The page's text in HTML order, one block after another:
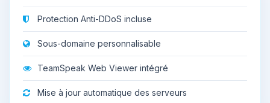
Protection Anti-DDoS incluse
Sous-domaine personnalisable
TeamSpeak Web Viewer intégré
Mise à jour automatique des serveurs